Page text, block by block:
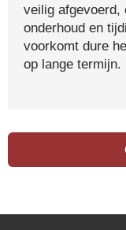
veilig afgevoerd,
onderhoud en
voorkomt dure
op lange termijn.